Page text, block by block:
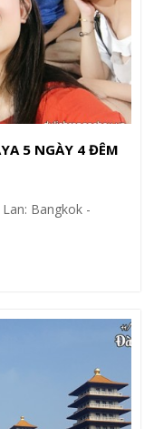
5 NGÀY 4 ĐÊM
Bangkok -